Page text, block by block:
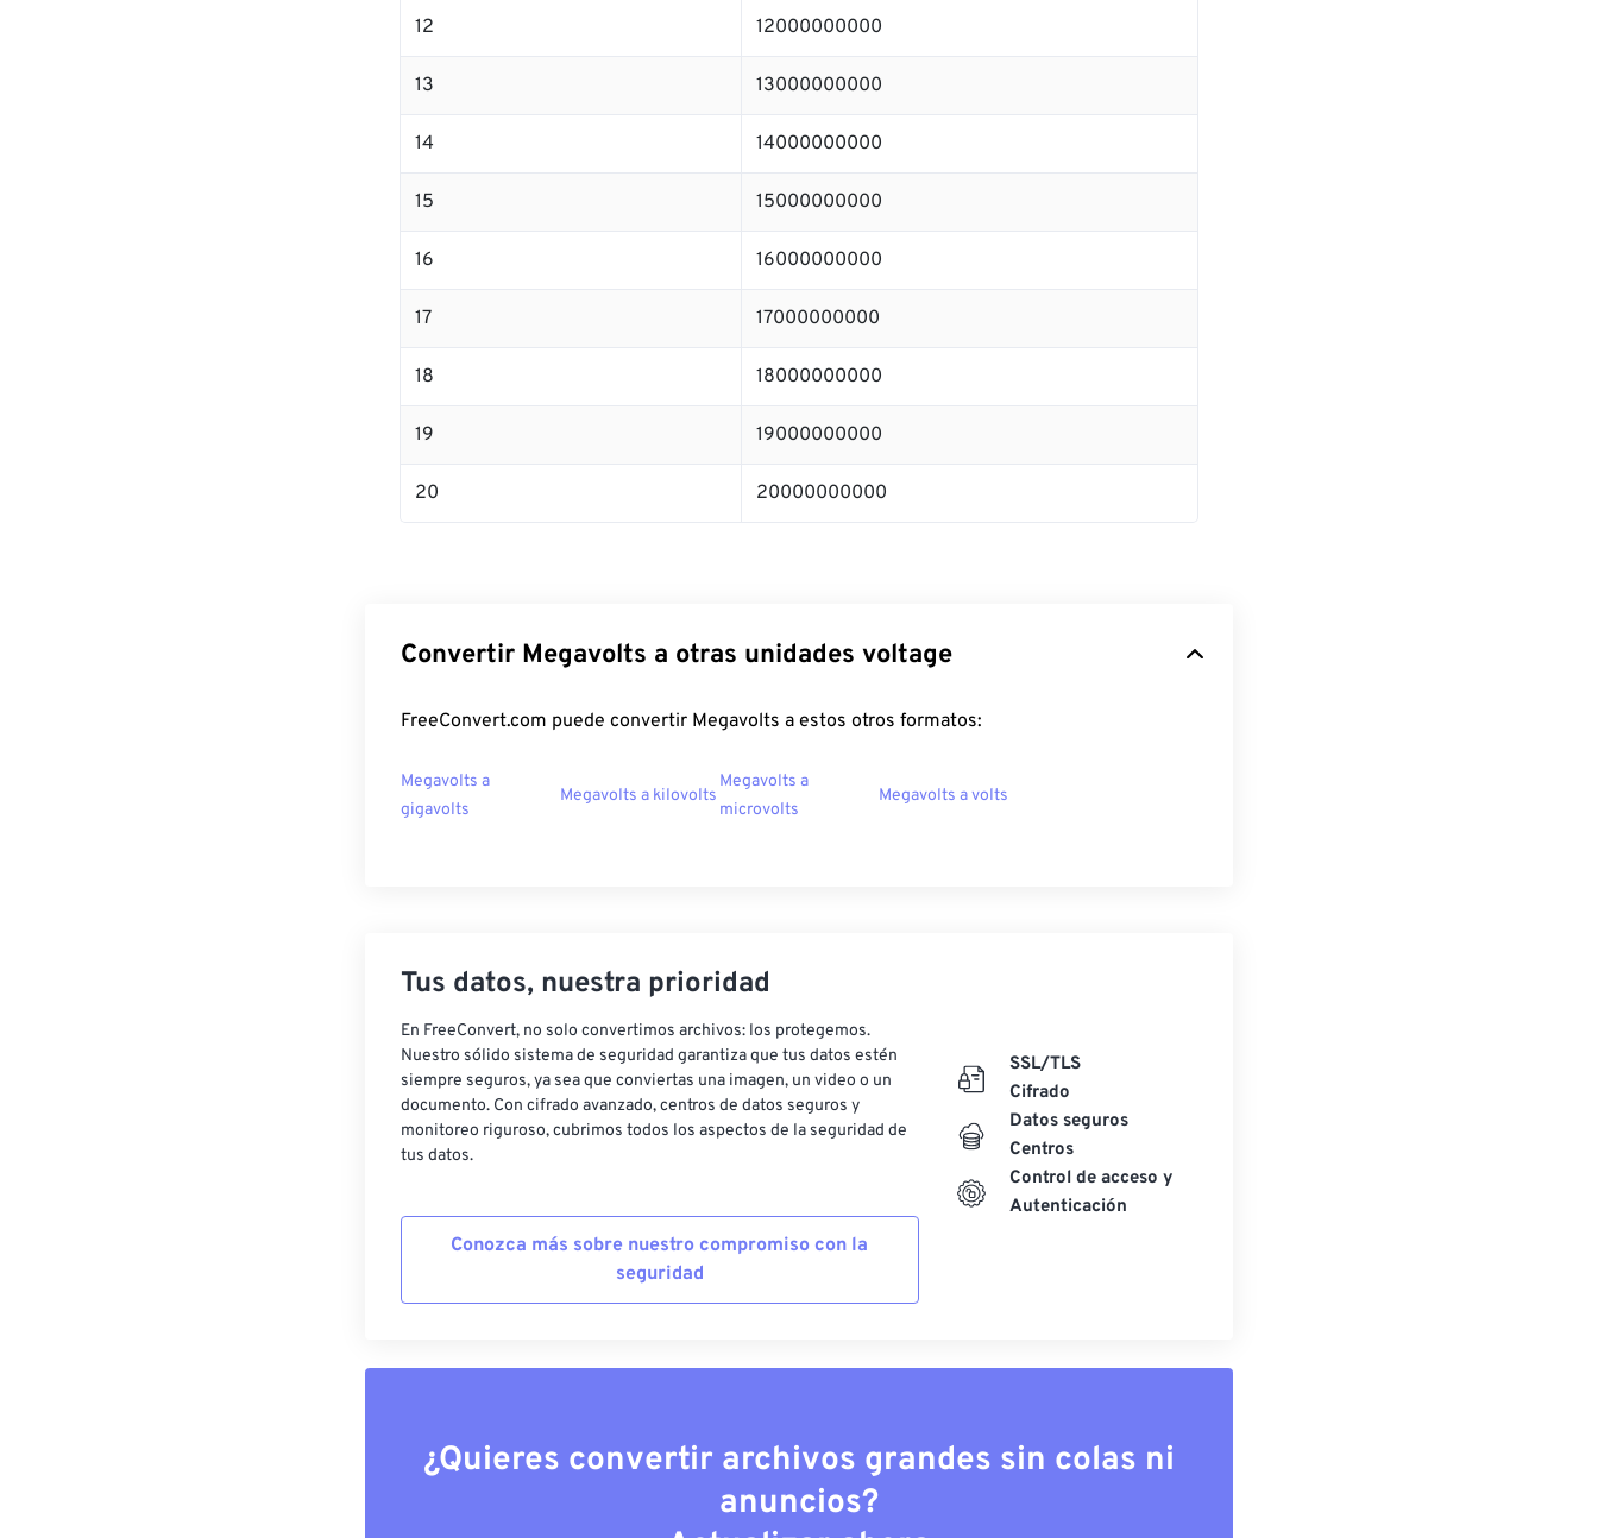
12 12000000000
13 13000000000
14 14000000000
15 15000000000
16 16000000000
17 17000000000
18 18000000000
19 19000000000
20 20000000000
Convertir Megavolts a otras unidades voltage
FreeConvert.com puede convertir Megavolts a estos otros formatos:
Megavolts a
gigavolts
Megavolts a kilovolts
Megavolts a
microvolts
Megavolts a volts
Tus datos, nuestra prioridad
En FreeConvert, no solo convertimos archivos: los protegemos.
Nuestro sólido sistema de seguridad garantiza que tus datos estén
siempre seguros, ya sea que conviertas una imagen, un video o un
documento. Con cifrado avanzado, centros de datos seguros y
monitoreo riguroso, cubrimos todos los aspectos de la seguridad de
tus datos.
Conozca más sobre nuestro compromiso con la
seguridad
SSL/TLS
Cifrado
Datos seguros
Centros
Control de acceso y
Autenticación
¿Quieres convertir archivos grandes sin colas ni
anuncios?